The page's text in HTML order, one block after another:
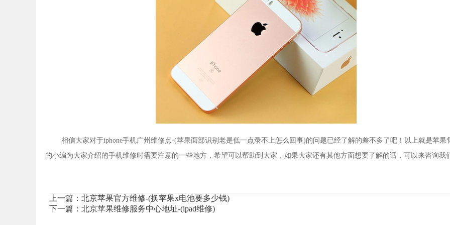
相信大家对于iphone手机广州维修点-(苹果面部识别老是低一点录不上怎么回事)的问题已经了解的差不多了吧！以上就是苹果
的小编为大家介绍的手机维修时需要注意的一些地方，希望可以帮助到大家，如果大家还有其他方面想要了解的话，可以来咨询我
上一篇：北京苹果官方维修-(换苹果x电池要多少钱)
下一篇：北京苹果维修服务中心地址-(ipad维修)